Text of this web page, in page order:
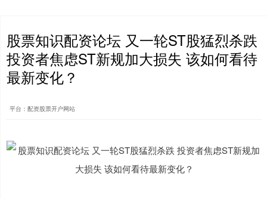
股票知识配资论坛 又一轮ST股猛烈杀跌
投资者焦虑ST新规加大损失 该如何看待
最新变化？
平台：配资股票开户网站